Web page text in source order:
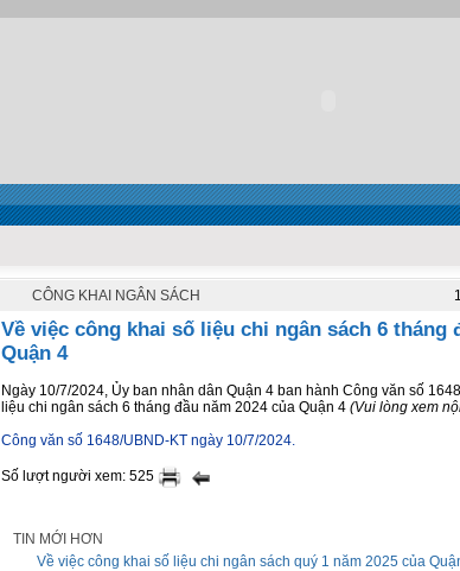
CÔNG KHAI NGÂN SÁCH
Về việc công khai số liệu chi ngân sách 6 tháng
Quận 4
Ngày 10/7/2024, Ủy ban nhân dân Quận 4 ban hành Công văn số
liệu chi ngân sách 6 tháng đầu năm 2024 của Quận 4 (Vui lòng xem
Công văn số 1648/UBND-KT ngày 10/7/2024.
Số lượt người xem: 525
TIN MỚI HƠN
Về việc công khai số liệu chi ngân sách quý 1 năm 2025 của